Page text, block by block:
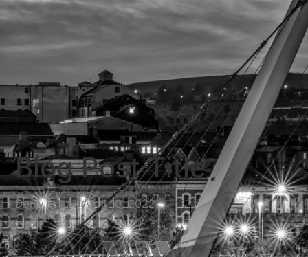
Blog Post Title
Derry.Buzz April 10, 2022